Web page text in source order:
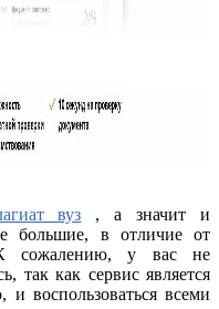
вуз , а значит и
большие, в отличие от
К сожалению, у вас не
так как сервис является
и воспользоваться всеми